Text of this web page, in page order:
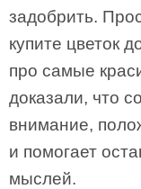
задобрить.
купите цветок
про самые
доказали, что
внимание,
и помогает
мыслей.